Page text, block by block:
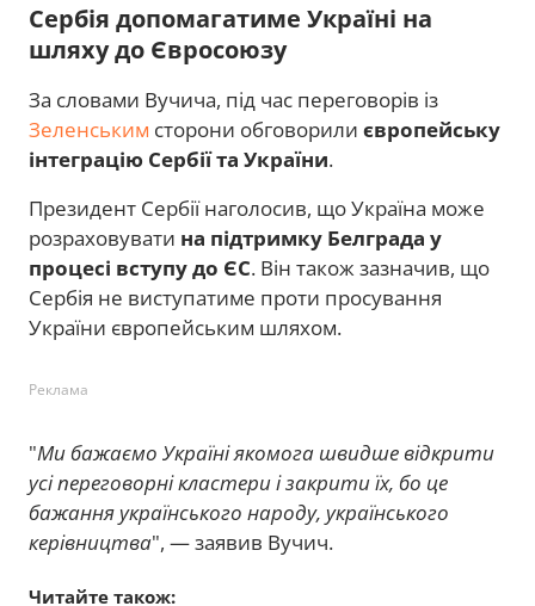
Сербія допомагатиме Україні на
шляху до Євросоюзу
За словами Вучича, під час переговорів із
Зеленським сторони обговорили європейську
інтеграцію Сербії та України.
Президент Сербії наголосив, що Україна може
розраховувати на підтримку Белграда у
процесі вступу до ЄС. Він також зазначив, що
Сербія не виступатиме проти просування
України європейським шляхом.
Реклама
"Ми бажаємо Україні якомога швидше відкрити
усі переговорні кластери і закрити їх, бо це
бажання українського народу, українського
керівництва", — заявив Вучич.
Читайте також: